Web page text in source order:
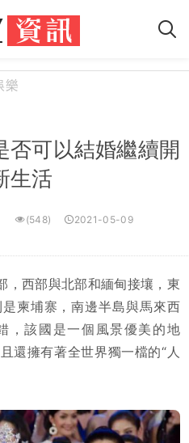
樂
否可以結婚繼續開
生活
(548) 2021-05-09
，西部與北部和緬甸接壤，東
柬埔寨，南邊半島與馬來西
，該國是一個風景優美的地
還擁有著全世界獨一檔的“人